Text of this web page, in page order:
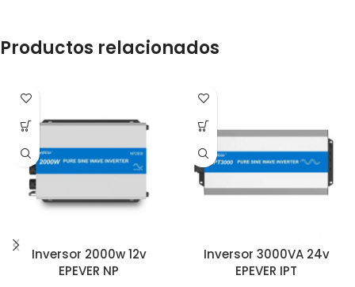
Productos relacionados
Inversor 2000w 12v
EPEVER NP
Inversor 3000VA 24v
EPEVER IPT